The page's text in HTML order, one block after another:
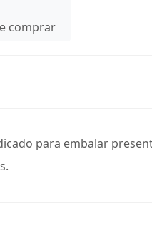
comprar
para embalar